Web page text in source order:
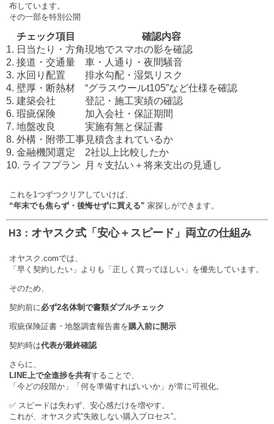
布しています。
その一部を特別公開
チェック項目
確認内容
1. 日当たり・方角現地でスマホの影を確認
2. 接道・交通量
車・人通り・夜間騒音
3. 水回り配置
排水勾配・湿気リスク
4. 壁厚・断熱材
“グラスウールt105”など仕様を確認
5. 建築会社
登記・施工実績の確認
6. 瑕疵保険
加入会社・保証期間
7. 地盤改良
実施有無と保証書
8. 外構・附帯工事見積含まれているか
9. 金融機関選定
2社以上比較したか
10. ライフプラン
月々支払い＋将来支出の見通し
これを1つずつクリアしていけば、
“年末でも焦らず・後悔せずに買える” 家探しができます。
️ H3： オヤスク式「安心＋スピード」両立の仕組み
オヤスク.comでは、
「早く契約したい」よりも「正しく買ってほしい」を優先しています。
そのため、
契約前に 必ず2名体制で書類ダブルチェック
瑕疵保険証書・地盤調査報告書を購入前に開示
契約時は代表が最終確認
さらに、
LINE上で全進捗を共有することで、
「今どの段階か」「何を準備すればいいか」が常に可視化。
✅ スピードは失わず、安心感だけを増やす。
これが、オヤスク式“失敗しない購入プロセス”。